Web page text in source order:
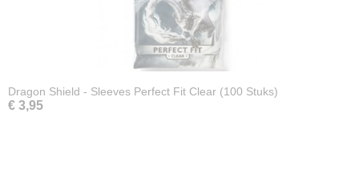
Dragon Shield - Sleeves Perfect Fit Clear (100 Stuks)
€ 3,95